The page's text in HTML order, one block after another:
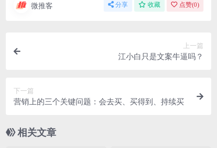
微推客 分享 收藏 点赞(0)
上一篇
江小白只是文案牛逼吗？
下一篇
营销上的三个关键问题：会去买、买得到、持续买
相关文章